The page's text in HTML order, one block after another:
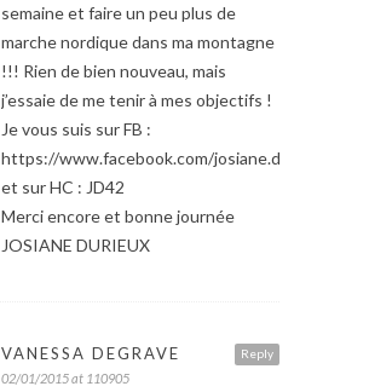
semaine et faire un peu plus de
marche nordique dans ma montagne
!!! Rien de bien nouveau, mais
j’essaie de me tenir à mes objectifs !
Je vous suis sur FB :
https://www.facebook.com/josiane.durieux
et sur HC : JD42
Merci encore et bonne journée
JOSIANE DURIEUX
Reply
VANESSA DEGRAVE
02/01/2015 at 110905